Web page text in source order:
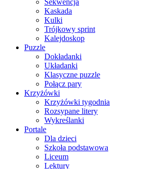
Kaskada
Kulki
Trójkowy sprint
Kalejdoskop
Puzzle
Dokładanki
Układanki
Klasyczne puzzle
Połącz pary
Krzyżówki
Krzyżówki tygodnia
Rozsypane litery
Wykreślanki
Portale
Dla dzieci
Szkoła podstawowa
Liceum
Lektury